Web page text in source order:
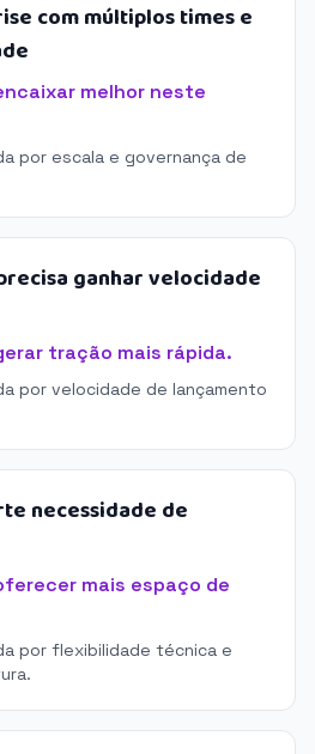
com múltiplos times e
melhor neste
por escala e governança de
ganhar velocidade
tração mais rápida.
por velocidade de lançamento
necessidade de
mais espaço de
por flexibilidade técnica e